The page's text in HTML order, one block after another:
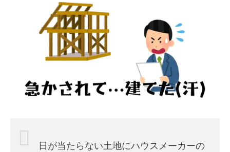
日が当たらない土地にハウスメーカーの